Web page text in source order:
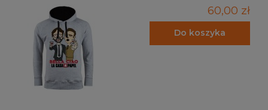
60,00 zł
Do koszyka